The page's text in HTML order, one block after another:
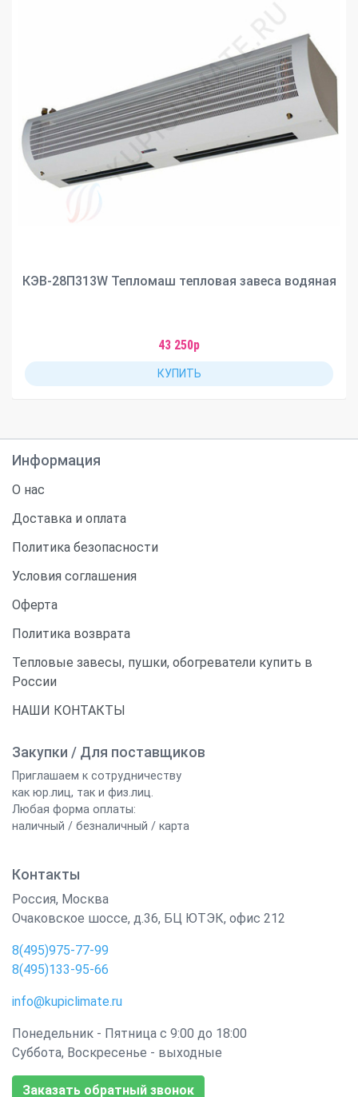
КЭВ-28П313W Тепломаш тепловая завеса водяная
43 250р
КУПИТЬ
Информация
О нас
Доставка и оплата
Политика безопасности
Условия соглашения
Оферта
Политика возврата
Тепловые завесы, пушки, обогреватели купить в
России
НАШИ КОНТАКТЫ
Закупки / Для поставщиков
Приглашаем к сотрудничеству
как юр.лиц, так и физ.лиц.
Любая форма оплаты:
наличный / безналичный / карта
Контакты
Россия, Москва
Очаковское шоссе, д.36, БЦ ЮТЭК, офис 212
8(495)975-77-99
8(495)133-95-66
info@kupiclimate.ru
Понедельник - Пятница с 9:00 до 18:00
Суббота, Воскресенье - выходные
Заказать обратный звонок